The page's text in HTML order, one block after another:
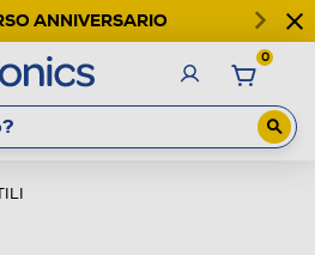
ANNIVERSARIO
0